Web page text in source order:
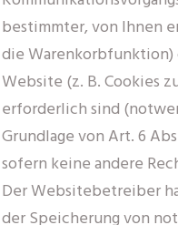
bestimmter, von Ihnen
die
Website (z. B. Cookies
erforderlich sind
Grundlage von Art. 6
sofern keine andere
Der Websitebetreiber
der Speicherung von